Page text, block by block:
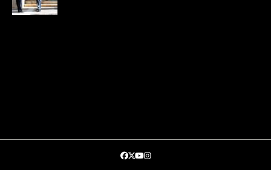
Facebook
TwitterYoutube
Instagram